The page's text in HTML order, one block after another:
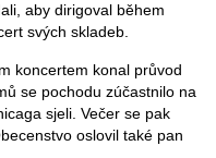
aby dirigoval během
svých skladeb.
koncertem konal průvod
se pochodu zúčastnilo na
sjeli. Večer se pak
oslovil také pan